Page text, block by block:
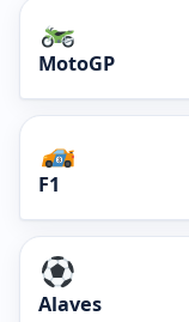
MotoGP
F1
Alaves